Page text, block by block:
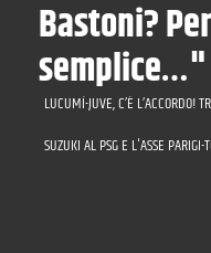
Bastoni?
semplice…"
LUCUMÍ-JUVE, C’È L’ACCORDO!
SUZUKI AL PSG E L'ASSE PARIGI-